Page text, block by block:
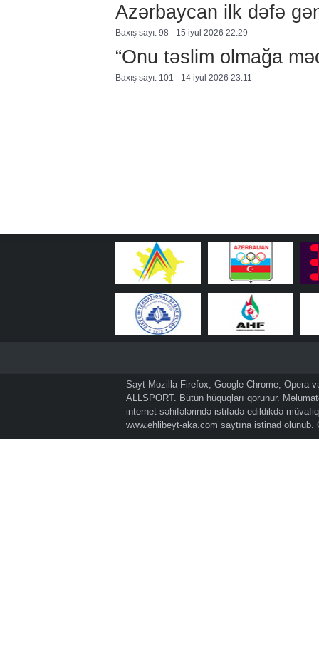
Azərbaycan ilk dəfə
Baxış sayı: 98 15 i̇yul 2026 22:29
“Onu təslim olmağa
Baxış sayı: 101 14 i̇yul 2026 23:11
Sayt Mozilla Firefox, Google Chrome, Opera
ALLSPORT. Bütün hüquqları qorunur.
internet səhifələrində istifadə edildikdə
www.ehlibeyt-aka.com saytına istinad olunub.